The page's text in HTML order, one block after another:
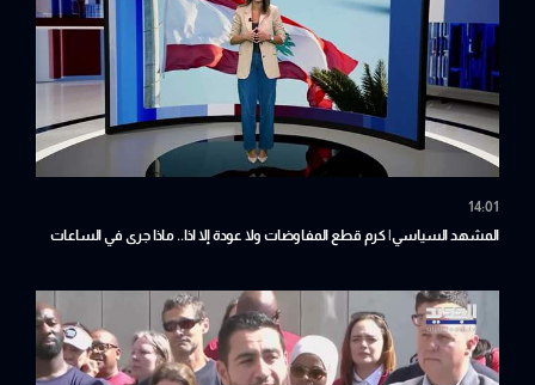
14:01
المشهد السياسي| كرم قطع المفاوضات ولا عودة إلا اذا.. ماذا جرى في الساعات